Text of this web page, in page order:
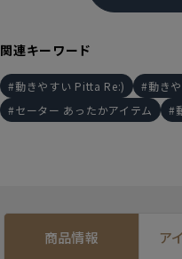
関連キーワード
動きやすい Pitta Re:) 動き
セーター あったかアイテム
商品情報 ア